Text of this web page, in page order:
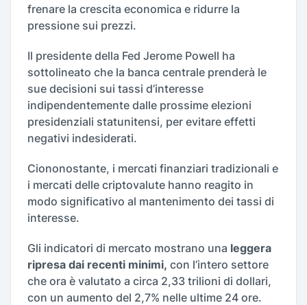
frenare la crescita economica e ridurre la
pressione sui prezzi.
Il presidente della Fed Jerome Powell ha
sottolineato che la banca centrale prenderà le
sue decisioni sui tassi d’interesse
indipendentemente dalle prossime elezioni
presidenziali statunitensi, per evitare effetti
negativi indesiderati.
Ciononostante, i mercati finanziari tradizionali e
i mercati delle criptovalute hanno reagito in
modo significativo al mantenimento dei tassi di
interesse.
Gli indicatori di mercato mostrano una leggera
ripresa dai recenti minimi, con l’intero settore
che ora è valutato a circa 2,33 trilioni di dollari,
con un aumento del 2,7% nelle ultime 24 ore.